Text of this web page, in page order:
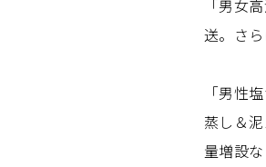
「男女
送。さ
「男性
蒸し＆
量増設